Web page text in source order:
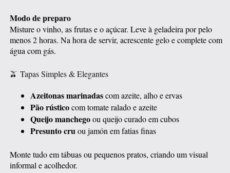
Modo de preparo
Misture o vinho, as frutas e o açúcar. Leve à geladeira por pelo
menos 2 horas. Na hora de servir, acrescente gelo e complete com
água com gás.
🫒 Tapas Simples & Elegantes
Azeitonas marinadascom azeite, alho e ervas
Pão rústicocom tomate ralado e azeite
Queijo manchegoou queijo curado em cubos
Presunto cruou jamón em fatias finas
Monte tudo em tábuas ou pequenos pratos, criando um visual
informal e acolhedor.